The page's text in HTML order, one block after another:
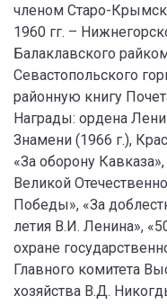
членом Старо-
1960 гг. –
Балаклавского
Севастопольского
районную книгу
Награды: ордена
Знамени (1966 г.),
«За оборону
Великой
Победы», «За
летия В.И. Ленина»,
охране
Главного комитета
хозяйства В.Д.